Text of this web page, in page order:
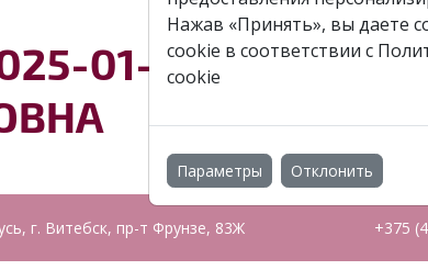
01-24 ИРИНА -
г. Витебск, пр-т Фрунзе, 83Ж +375
Нажав «Принять», вы даете
cookie в соответствии с
cookie
Параметры Отклонить